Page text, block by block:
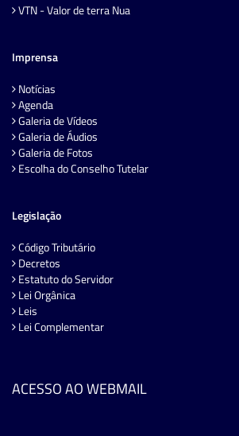
VTN - Valor de terra Nua
Imprensa
Notícias
Agenda
Galeria de Vídeos
Galeria de Áudios
Galeria de Fotos
Escolha do Conselho Tutelar
Legislação
Código Tributário
Decretos
Estatuto do Servidor
Lei Orgânica
Leis
Lei Complementar
ACESSO AO WEBMAIL